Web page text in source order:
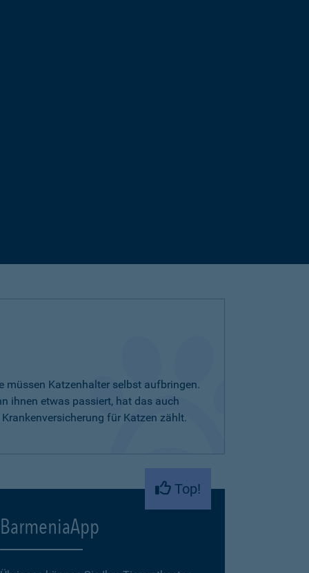
müssen Katzenhalter selbst aufbringen.
ihnen etwas passiert, hat das auch
für Katzen zählt.
Top!
BarmeniaApp